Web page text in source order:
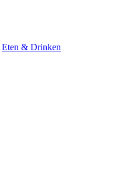
Eten & Drinken